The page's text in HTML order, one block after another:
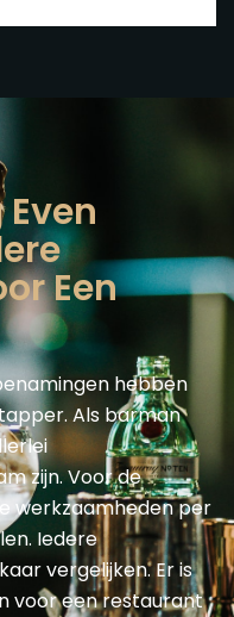
Een
hebben
Als barman
zijn. Voor de
werkzaamheden per
Iedere
vergelijken. Er is
voor een restaurant